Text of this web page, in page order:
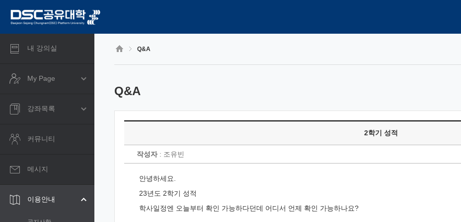
텐
내 강의실
My Page
강좌목록
커뮤니티
메시지
이용안내
Q&A
Q&A
2학기 성적
작성자: 조유빈
안녕하세요.
23년도 2학기 성적
학사일정엔 오늘부터 확인 가능하다던데 어디서 언제 확인 가능하나요?